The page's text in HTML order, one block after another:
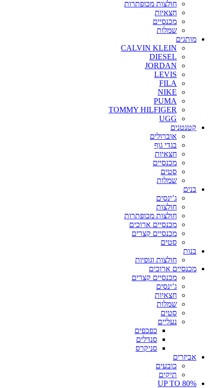
חולצות מכופתרות
חצאיות
מכנסיים
שמלות
מותגים
CALVIN KLEIN
DIESEL
JORDAN
LEVIS
FILA
NIKE
PUMA
TOMMY HILFIGER
UGG
קטנטנים
אוברולים
בגדי גוף
חצאיות
מכנסיים
סטים
שמלות
בנים
ג’ינסים
חולצות
חולצות מכופתרות
מכנסיים ארוכים
מכנסיים קצרים
סטים
בנות
חולצות וגופיות
מכנסיים ארוכים
מכנסיים קצרים
ג’ינסים
חצאיות
שמלות
סטים
נעליים
כפכפים
סנדלים
סניקרס
אביזרים
כובעים
תיקים
UP TO 80%